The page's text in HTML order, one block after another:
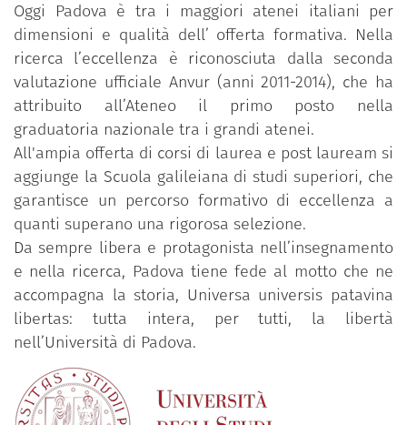
Oggi Padova è tra i maggiori atenei italiani per
dimensioni e qualità dell’ offerta formativa. Nella
ricerca l’eccellenza è riconosciuta dalla seconda
valutazione ufficiale Anvur (anni 2011-2014), che ha
attribuito all’Ateneo il primo posto nella
graduatoria nazionale tra i grandi atenei.
All'ampia offerta di corsi di laurea e post lauream si
aggiunge la Scuola galileiana di studi superiori, che
garantisce un percorso formativo di eccellenza a
quanti superano una rigorosa selezione.
Da sempre libera e protagonista nell’insegnamento
e nella ricerca, Padova tiene fede al motto che ne
accompagna la storia, Universa universis patavina
libertas: tutta intera, per tutti, la libertà
nell’Università di Padova.